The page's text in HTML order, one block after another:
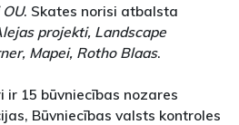
. Skates norisi atbalsta
projekti, Landscape
Mapei, Rotho Blaas.
15 būvniecības nozares
Būvniecības valsts kontroles